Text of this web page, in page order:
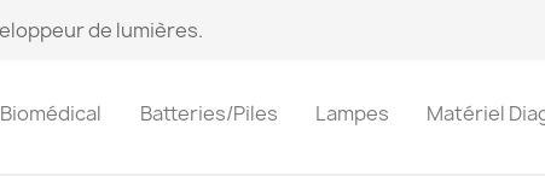
de lumières.
Biomédical Batteries/Piles Lampes Matériel